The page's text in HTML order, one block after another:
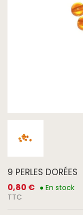
9 PERLES DORÉES
0,80 € ● En stock
TTC